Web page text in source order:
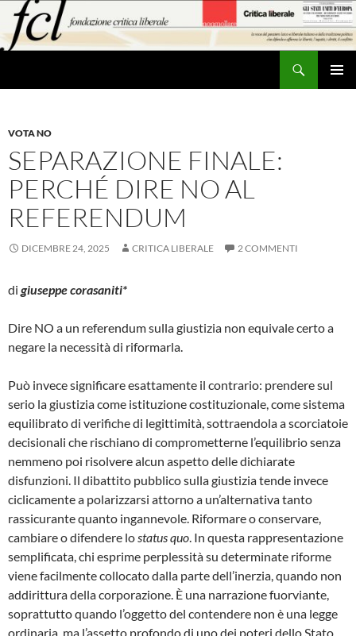
contenuto
VOTA NO
SEPARAZIONE FINALE:
PERCHÉ DIRE NO AL
REFERENDUM
DICEMBRE 24, 2025 CRITICA LIBERALE 2 COMMENTI
di giuseppe corasaniti*
Dire NO a un referendum sulla giustizia non equivale certo a
negare la necessità di riformarla.
Può invece significare esattamente il contrario: prendere sul
serio la giustizia come istituzione costituzionale, come sistema
equilibrato di verifiche di legittimità, sottraendola a scorciatoie
decisionali che rischiano di comprometterne l’equilibrio senza
nemmeno poi risolvere alcun aspetto delle dichiarate
disfunzioni. Il dibattito pubblico sulla giustizia tende invece
ciclicamente a polarizzarsi attorno a un’alternativa tanto
rassicurante quanto ingannevole. Riformare o conservare,
cambiare o difendere lo status quo . In questa rappresentazione
semplificata, chi esprime perplessità su determinate riforme
viene facilmente collocato dalla parte dell’inerzia, quando non
addirittura della corporazione. È una narrazione fuorviante,
soprattutto quando l’oggetto del contendere non è una legge
ordinaria, ma l’assetto profondo di uno dei poteri dello Stato.